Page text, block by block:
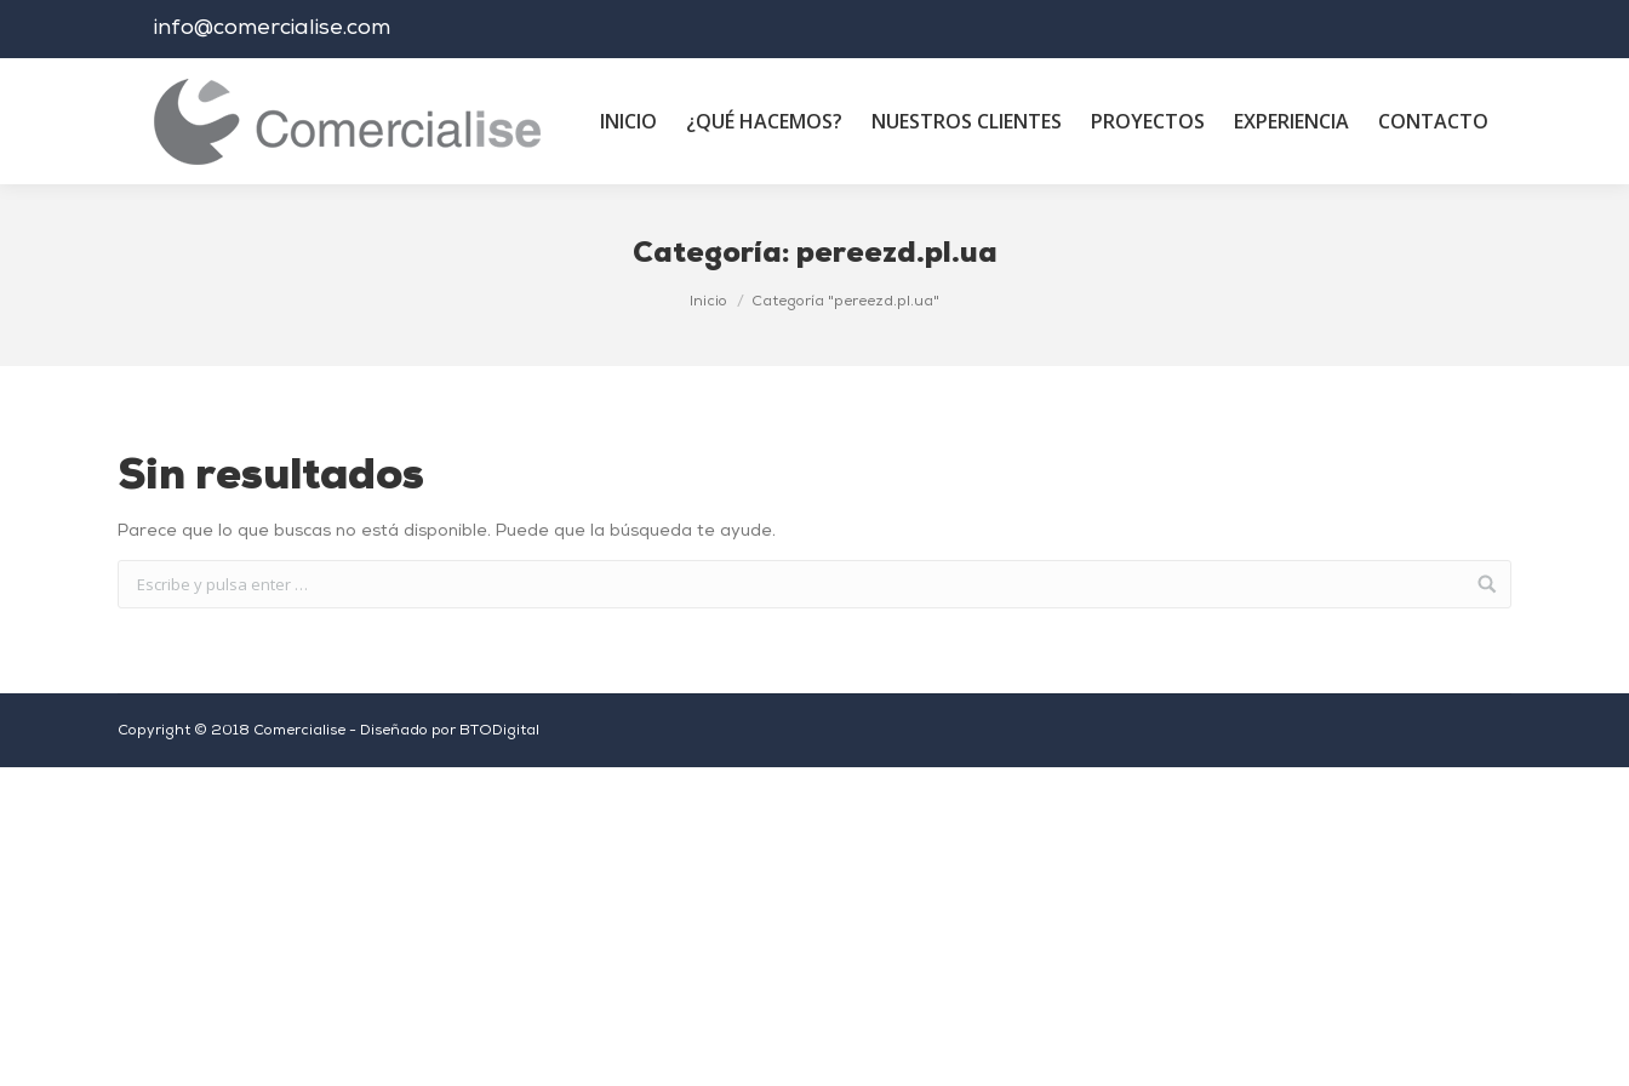
info@comercialise.com
INICIO ¿QUÉ HACEMOS? NUESTROS CLIENTES PROYECTOS EXPERIENCIA CONTACTO
Categoría: pereezd.pl.ua
Inicio Categoría "pereezd.pl.ua"
Sin resultados
Parece que lo que buscas no está disponible. Puede que la búsqueda te ayude.
Copyright © 2018 Comercialise - Diseñado por BTODigital